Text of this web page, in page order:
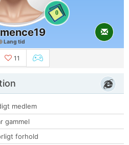
0
Lang tid
11
medlem
gammel
forhold